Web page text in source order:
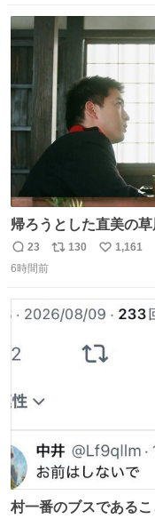
ト
数
数
帰ろうとした直美の
小川がさらに壊し…… 結果、直美をおんぶして送ることに
なりました。 👇鼻緒はいつも恋のキューピッド？
薫る 上坂樹里 甲斐
返
信
23
リ
ト
130
い
数
1,161
6時間前
村一番のブスである